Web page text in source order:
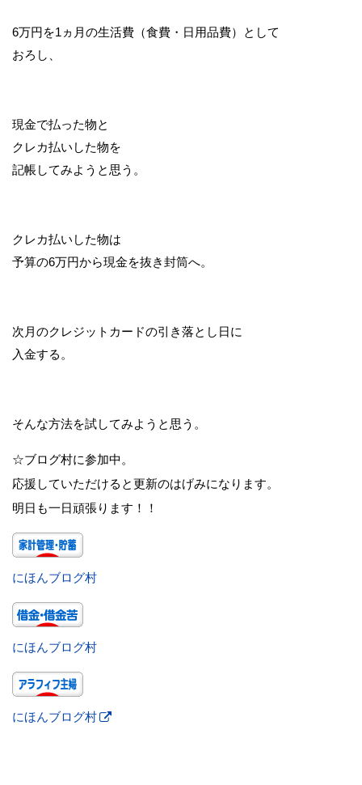
6万円を1ヵ月の生活費（食費・日用品費）として
おろし、
現金で払った物と
クレカ払いした物を
記帳してみようと思う。
クレカ払いした物は
予算の6万円から現金を抜き封筒へ。
次月のクレジットカードの引き落とし日に
入金する。
そんな方法を試してみようと思う。
☆ブログ村に参加中。
応援していただけると更新のはげみになります。
明日も一日頑張ります！！
にほんブログ村
にほんブログ村
にほんブログ村